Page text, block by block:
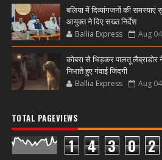
बलिया में दिव्यांगजनों की समस्याएं
आयुक्त ने दिए सख्त निर्देश
Ballia Express Aug
कोबरा से भिड़कर पालतू लैब्राडोर
निभाते हुए गंवाई जिंदगी
Ballia Express Aug
TOTAL PAGEVIEWS
1 4 3 0 2